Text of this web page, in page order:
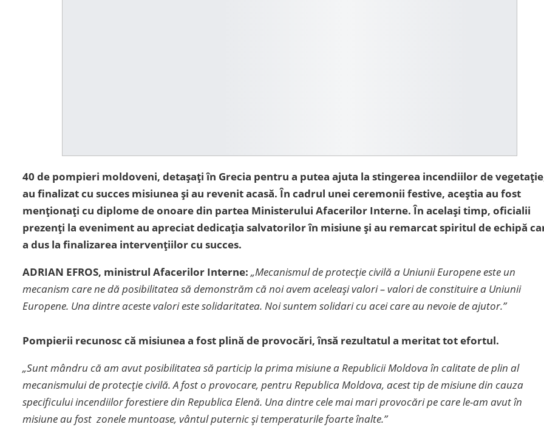
40 de pompieri moldoveni, detașați în Grecia pentru a putea ajuta la stingerea incendiilor de
au finalizat cu succes misiunea și au revenit acasă. În cadrul unei ceremonii festive, aceștia au fost
menționați cu diplome de onoare din partea Ministerului Afacerilor Interne. În același timp, oficialii
prezenți la eveniment au apreciat dedicația salvatorilor în misiune și au remarcat spiritul de echipă
a dus la finalizarea intervențiilor cu succes.
ADRIAN EFROS, ministrul Afacerilor Interne: „Mecanismul de protecție civilă a Uniunii Europene este un
mecanism care ne dă posibilitatea să demonstrăm că noi avem aceleași valori – valori de constituire a Uniunii
Europene. Una dintre aceste valori este solidaritatea. Noi suntem solidari cu acei care au nevoie de ajutor.”
Pompierii recunosc că misiunea a fost plină de provocări, însă rezultatul a meritat tot efortul.
„Sunt mândru că am avut posibilitatea să particip la prima misiune a Republicii Moldova în calitate de plin al
mecanismului de protecție civilă. A fost o provocare, pentru Republica Moldova, acest tip de misiune din cauza
specificului incendiilor forestiere din Republica Elenă. Una dintre cele mai mari provocări pe care le-am avut în
misiune au fost zonele muntoase, vântul puternic și temperaturile foarte înalte.”